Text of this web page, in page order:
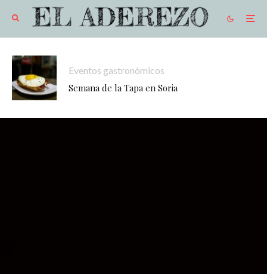
Eventos gastronómicos
Semana de la Tapa en Soria